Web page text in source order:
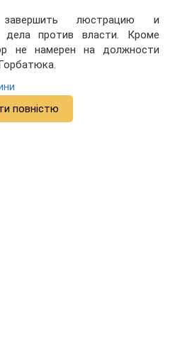
завершить люстрацию и
дела против власти. Кроме
не намерен на должности
.
повністю